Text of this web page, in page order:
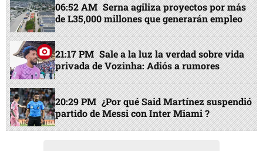
06:52 AM Serna agiliza proyectos por más
de L35,000 millones que generarán empleo
21:17 PM Sale a la luz la verdad sobre vida
privada de Vozinha: Adiós a rumores
20:29 PM ¿Por qué Said Martínez suspendió
partido de Messi con Inter Miami ?